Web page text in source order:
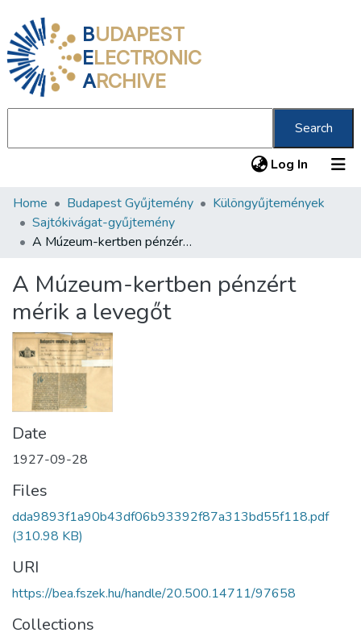
BUDAPEST
ELECTRONIC
ARCHIVE
Search
Log In (current)
Communities & Collections
All of DSpace
About us
Home Budapest Gyűjtemény
Különgyűjtemények
Sajtókivágat-gyűjtemény
A Múzeum-kertben pénzért mérik a levegőt
A Múzeum-kertben pénzért
mérik a levegőt
Date
1927-09-28
Files
dda9893f1a90b43df06b93392f87a313bd55f118.pdf
(310.98 KB)
URI
https://bea.fszek.hu/handle/20.500.14711/97658
Collections